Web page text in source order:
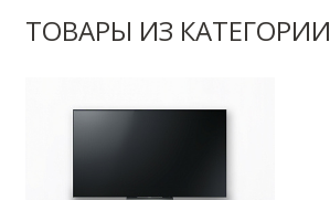
ТОВАРЫ ИЗ КАТЕГОРИИ